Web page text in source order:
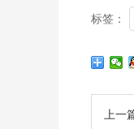
标签：
上一